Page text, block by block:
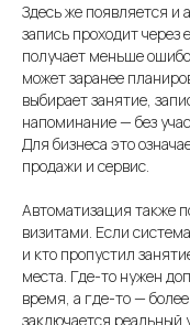
Здесь же появляется и
запись проходит
получает меньше
может заранее
выбирает занятие,
напоминание — без
Для бизнеса это
продажи и сервис.
Автоматизация также
визитами. Если
и кто пропустил
места. Где-то нужен
время, а где-то —
заключается реальный